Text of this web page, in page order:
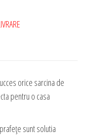
orice sarcina de
pentru o casa
sunt solutia